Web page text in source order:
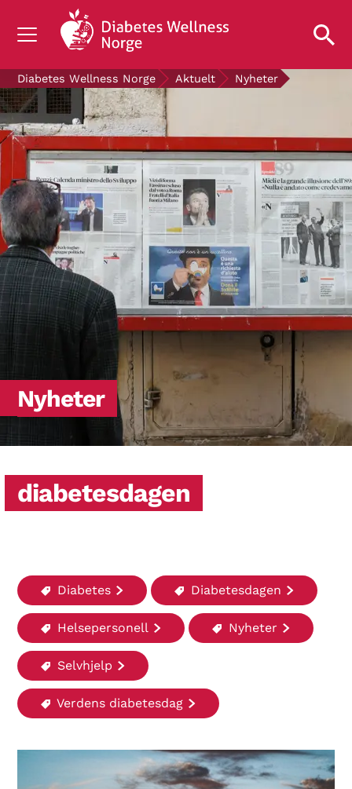
OM DIABETES
STØTT OSS
FORSKNING
AKTUELT
OM OSS
GRATIS DIABETESPRODUKTER
Diabetes Wellness Norge Aktuelt Nyheter
Nyheter
diabetesdagen
Diabetes Diabetesdagen
Helsepersonell Nyheter
Selvhjelp
Verdens diabetesdag